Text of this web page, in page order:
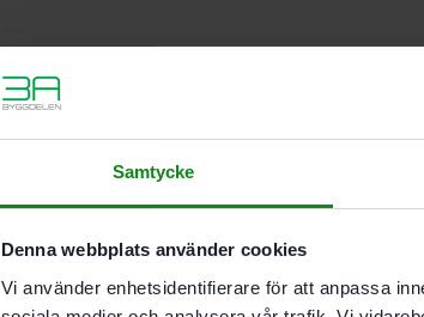
Samtycke
Denna webbplats använder cookies
Vi använder enhetsidentifierare för att anpassa